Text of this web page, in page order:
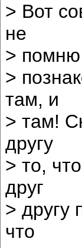
> Вот
не
>
>
там, и
> там!
другу
> то,
друг
> другу
что